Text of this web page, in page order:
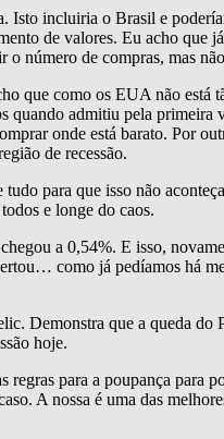
incluiria o Brasil e
de valores. Eu acho
de compras, mas
que como os EUA não
admitiu pela primeira
onde está barato. Por
de recessão.
para que isso não
e longe do caos.
a 0,54%. E isso,
como já pedíamos há
Demonstra que a queda do
hoje.
para a poupança para
A nossa é uma das